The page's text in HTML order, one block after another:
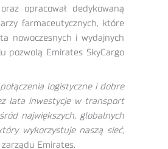
opracował dedykowaną
farmaceutycznych, które
nowoczesnych i wydajnych
pozwolą Emirates SkyCargo
logistyczne i dobre
lata inwestycje w transport
największych, globalnych
wykorzystuje naszą sieć,
Emirates.